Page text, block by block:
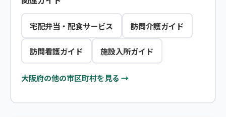
宅配弁当・配食サービス 訪問介護ガイド
訪問看護ガイド 施設入所ガイド
大阪府の他の市区町村を見る →